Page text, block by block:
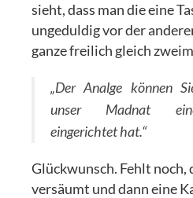
sieht, dass man die eine
ungeduldig vor der
ganze freilich gleich
„Der Analge können
unser Madnat
eingerichtet hat.“
Glückwunsch. Fehlt noch,
versäumt und dann eine